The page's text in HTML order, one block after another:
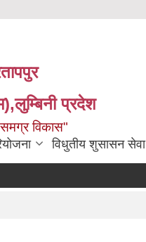
प्रदेश
विकास"
विधुतीय शुसासन सेवा